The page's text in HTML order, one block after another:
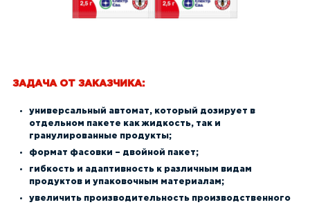
ЗАДАЧА ОТ ЗАКАЗЧИКА:
универсальный автомат, который дозирует в
отдельном пакете как жидкость, так и
гранулированные продукты;
формат фасовки – двойной пакет;
гибкость и адаптивность к различным видам
продуктов и упаковочным материалам;
увеличить производительность производственного